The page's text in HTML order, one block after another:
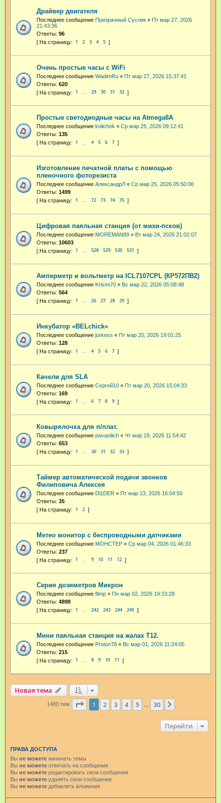
Драйвер двигателя
Последнее сообщение Призрачный Суслик « Пт мар 27, 2026
21:43:36
Ответы: 96
1 2 3 4 5
Очень простые часы с WiFi
Последнее сообщение WadimRu « Пт мар 27, 2026 15:37:41
Ответы: 620
1 29 30 31 32
Простые светодиодные часы на Atmega8A
Последнее сообщение kolichok « Ср мар 25, 2026 09:12:41
Ответы: 135
1 4 5 6 7
Изготовление печатной платы с помощью
пленочного фоторезиста
Последнее сообщение АлександрЛ « Ср мар 25, 2026 05:50:06
Ответы: 1499
1 … 72 73 74 75
Цифровая паяльная станция (от михи-псков)
Последнее сообщение MOREMAN89 « Вт мар 24, 2026 21:02:07
Ответы: 10603
1 528 529 530 531
Амперметр и вольтметр на ICL7107CPL (КР572ПВ2)
Последнее сообщение Krismi70 « Вс мар 22, 2026 05:08:48
Ответы: 564
1 … 26 27 28 29
Инкубатор «BELchick»
Последнее сообщение jurkess « Пт мар 20, 2026 19:01:25
Ответы: 128
1 … 4 5 6 7
Качели для SLA
Последнее сообщение Cepгeй10 « Пт мар 20, 2026 15:04:33
Ответы: 169
1 6 7 8 9
Ковырялочка для п/плат.
Последнее сообщение pavasilich « Чт мар 19, 2026 11:54:42
Ответы: 653
1 … 30 31 32 33
Таймер автоматической подачи звонков
Филиповича Алексея
Последнее сообщение Dl1DER « Пт мар 13, 2026 16:04:50
Ответы: 35
1 2
Метео монитор с беспроводными датчиками
Последнее сообщение MOHCTEP « Ср мар 04, 2026 01:46:33
Ответы: 237
1 9 10 11 12
Серия дозиметров Микрон
Последнее сообщение flimp « Пн мар 02, 2026 19:33:28
Ответы: 4898
1 … 242 243 244 245
Мини паяльная станция на жалах T12.
Последнее сообщение Proton78 « Вс мар 01, 2026 11:24:05
Ответы: 215
1 8 9 10 11
Новая тема
1480 тем Страница из 30
1 2 3 4 5 … 30
Перейти
ПРАВА ДОСТУПА
Вы не можете начинать темы
Вы не можете отвечать на сообщения
Вы не можете редактировать свои сообщения
Вы не можете удалять свои сообщения
Вы не можете добавлять вложения